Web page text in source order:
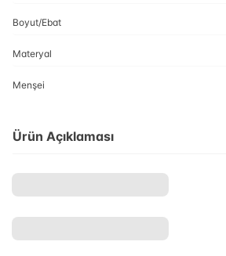
Boyut/Ebat
Materyal
Menşei
Ürün Açıklaması